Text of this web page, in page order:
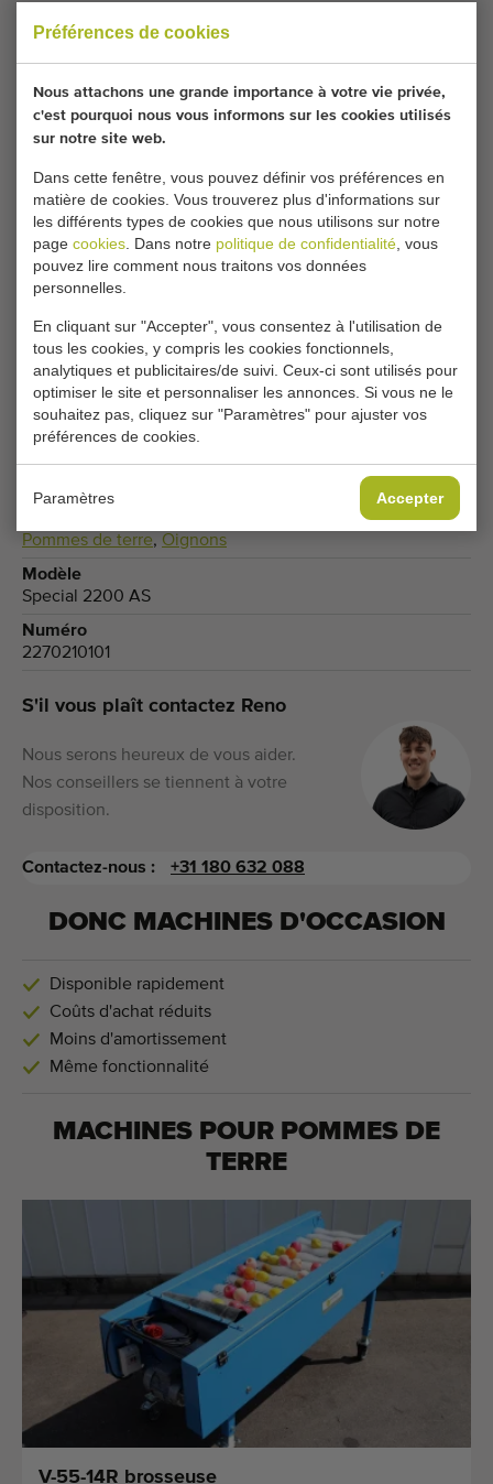
Préférences de cookies
Nous attachons une grande importance à votre vie privée,
c'est pourquoi nous vous informons sur les cookies utilisés
sur notre site web.
Dans cette fenêtre, vous pouvez définir vos préférences en
matière de cookies. Vous trouverez plus d'informations sur
les différents types de cookies que nous utilisons sur notre
page cookies . Dans notre politique de confidentialité , vous
pouvez lire comment nous traitons vos données
personnelles.
En cliquant sur "Accepter", vous consentez à l'utilisation de
tous les cookies, y compris les cookies fonctionnels,
analytiques et publicitaires/de suivi. Ceux-ci sont utilisés pour
optimiser le site et personnaliser les annonces. Si vous ne le
souhaitez pas, cliquez sur "Paramètres" pour ajuster vos
préférences de cookies.
Paramètres Accepter
Vos paramètres de cookies actuels bloquent cette
partie. Modifiez vos paramètres de cookies pour
accéder à cette partie.
MODIFIER LES PARAMÈTRES DES COOKIES
Type
Machine à coudre
Marque
Union
Catégorie de produit
Pommes de terre, Oignons
Modèle
Special 2200 AS
Numéro
2270210101
S'il vous plaît contactez Reno
Nous serons heureux de vous aider.
Nos conseillers se tiennent à votre
disposition.
Contactez-nous : +31 180 632 088
DONC MACHINES D'OCCASION
Disponible rapidement
Coûts d'achat réduits
Moins d'amortissement
Même fonctionnalité
MACHINES POUR POMMES DE
TERRE
V-55-14R brosseuse